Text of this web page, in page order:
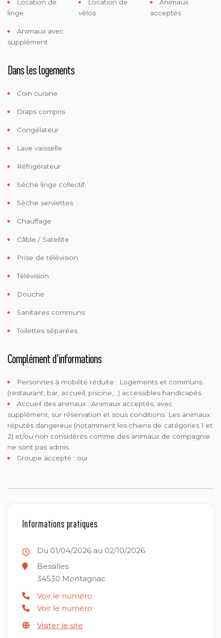
Location de
linge
Location de
vélos
Animaux
acceptés
Animaux avec
supplément
Dans les logements
Coin cuisine
Draps compris
Congélateur
Lave vaisselle
Réfrigérateur
Sèche linge collectif
Sèche serviettes
Chauffage
Câble / Satellite
Prise de télévision
Télévision
Douche
Sanitaires communs
Toilettes séparées
Complément d'informations
Personnes à mobilité réduite : Logements et communs
(restaurant, bar, accueil, piscine,...) accessibles handicapés.
Accueil des animaux : Animaux acceptés, avec
supplément, sur réservation et sous conditions. Les animaux
réputés dangereux (notamment les chiens de catégories 1 et
2) et/ou non considérés comme des animaux de compagnie
ne sont pas admis.
Groupe accepté : oui
Informations pratiques
Du 01/04/2026 au 02/10/2026
Bessilles
34530 Montagnac
Voir le numéro
Voir le numéro
Visiter le site